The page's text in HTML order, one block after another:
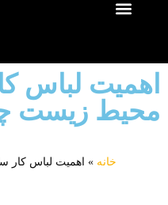
اهمیت لباس
محیط زیست
خانه » اهمیت لباس کار